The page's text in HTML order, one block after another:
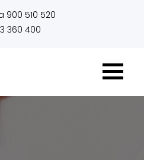
900 510 520
360 400